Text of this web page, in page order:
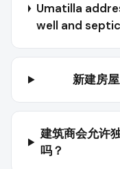
Umatilla
well and
新建房
建筑商会允许
吗？